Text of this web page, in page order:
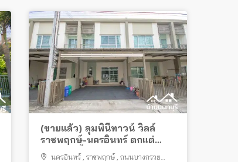
(ขายแล้ว) ลุมพินีทาวน์ วิลล์
ราชพฤกษ์-นครอินทร์ ตกแต่
งบิวส์อินทั้งหลัง
นครอินทร์ ราชพฤกษ์ ถนนบางกรวย